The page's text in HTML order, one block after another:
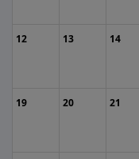
12 13 14
19 20 21